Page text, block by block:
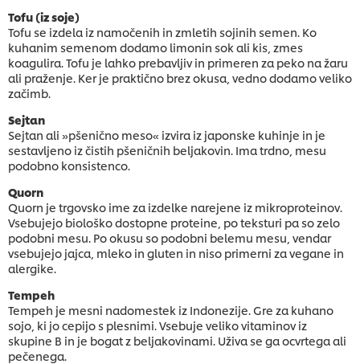
Tofu (iz soje)
Tofu se izdela iz namočenih in zmletih sojinih semen. Ko
kuhanim semenom dodamo limonin sok ali kis, zmes
koagulira. Tofu je lahko prebavljiv in primeren za peko na žaru
ali praženje. Ker je praktično brez okusa, vedno dodamo veliko
začimb.
Sejtan
Sejtan ali »pšenično meso« izvira iz japonske kuhinje in je
sestavljeno iz čistih pšeničnih beljakovin. Ima trdno, mesu
podobno konsistenco.
Quorn
Quorn je trgovsko ime za izdelke narejene iz mikroproteinov.
Vsebujejo biološko dostopne proteine, po teksturi pa so zelo
podobni mesu. Po okusu so podobni belemu mesu, vendar
vsebujejo jajca, mleko in gluten in niso primerni za vegane in
alergike.
Tempeh
Tempeh je mesni nadomestek iz Indonezije. Gre za kuhano
sojo, ki jo cepijo s plesnimi. Vsebuje veliko vitaminov iz
skupine B in je bogat z beljakovinami. Uživa se ga ocvrtega ali
pečenega.